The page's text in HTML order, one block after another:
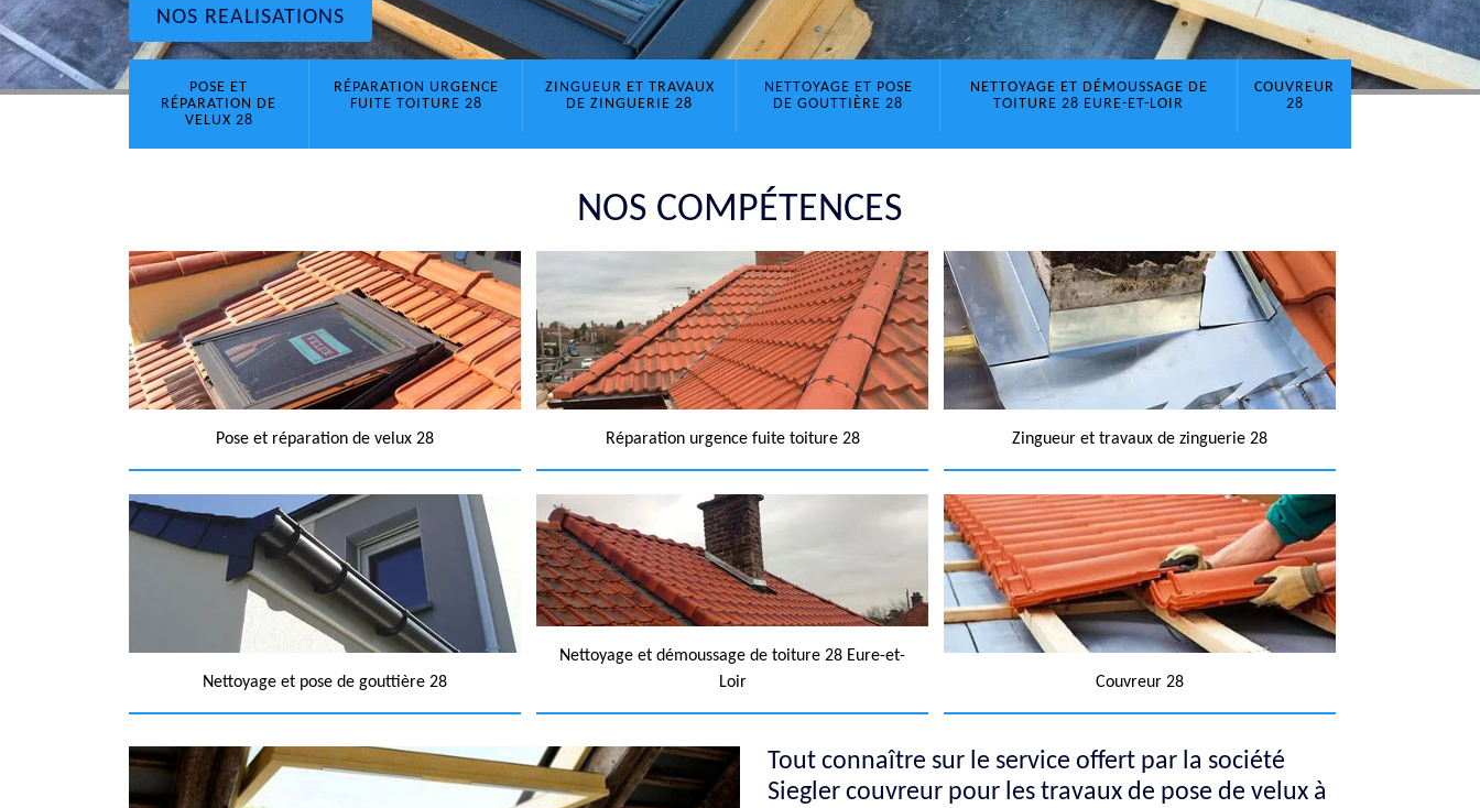
NOS REALISATIONS
POSE ET
RÉPARATION DE
VELUX 28
RÉPARATION URGENCE
FUITE TOITURE 28
ZINGUEUR ET TRAVAUX
DE ZINGUERIE 28
NETTOYAGE ET POSE
DE GOUTTIÈRE 28
NETTOYAGE ET DÉMOUSSAGE DE
TOITURE 28 EURE-ET-LOIR
COUVREUR
28
NOS COMPÉTENCES
Pose et réparation de velux 28 Réparation urgence fuite toiture 28 Zingueur et travaux de zinguerie 28
Nettoyage et pose de gouttière 28
Nettoyage et démoussage de toiture 28 Eure-et-
Loir
Couvreur 28
Tout connaître sur le service offert par la société
Siegler couvreur pour les travaux de pose de velux à